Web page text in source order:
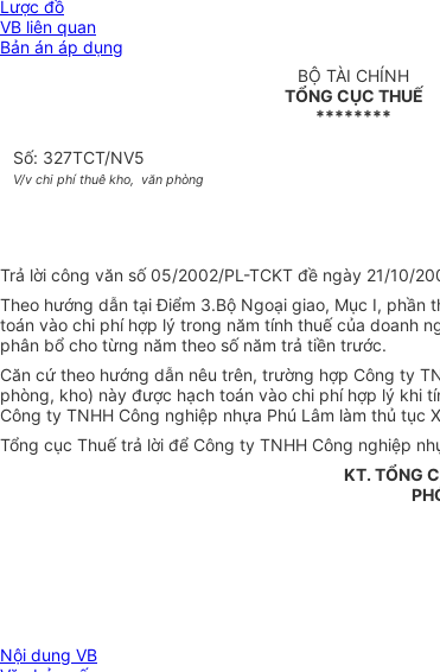
Lược đồ
VB liên quan
Bản án áp dụng
BỘ TÀI CHÍNH
TỔNG CỤC THUẾ
********
Số: 327TCT/NV5
V/v chi phí thuê kho, văn phòng
Trả lời công văn số 05/2002/PL-TCKT đề ngày 21/10/
Theo hướng dẫn tại Điểm 3.Bộ Ngoại giao, Mục I, phần
toán vào chi phí hợp lý trong năm tính thuế của doanh
phân bổ cho từng năm theo số năm trả tiền trước.
Căn cứ theo hướng dẫn nêu trên, trường hợp Công ty
phòng, kho) này được hạch toán vào chi phí hợp lý khi
Công ty TNHH Công nghiệp nhựa Phú Lâm làm thủ tục
Tổng cục Thuế trả lời để Công ty TNHH Công nghiệp
KT. TỔNG
Nội dung VB